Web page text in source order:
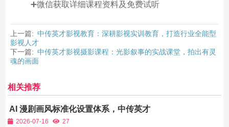
➕微信获取详细课程资料及免费试听
上一篇: 中传英才影视教育：深耕影视实训教育，打造行业全能型
影视人才
下一篇: 中传英才影视摄影课程：光影叙事的实战课堂，拍出有灵
魂的画面
相关推荐
AI 漫剧画风标准化设置体系，中传英才
一月杜绝剧集画风漂移
2026-07-16
27